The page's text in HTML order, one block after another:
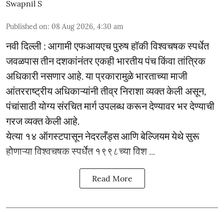
Swapnil S
Published on: 08 Aug 2026, 4:30 am
नवी दिल्ली : आगामी एफआयएच पुरुष हॉकी विश्वचषक स्पर्धेत
जवळपास तीन दशकांनंतर एकही भारतीय पंच किंवा तांत्रिक
अधिकारी नसणार आहे. या प्रकारामुळे भारताच्या माजी
आंतरराष्ट्रीय अधिकाऱ्यांनी तीव्र निराशा व्यक्त केली असून,
पंचांसाठी योग्य संरचित मार्ग उपलब्ध करून देण्यावर भर देण्याची
गरज व्यक्त केली आहे.
येत्या १४ ऑगस्टपासून नेदरलँड्स आणि बेल्जियम येथे सुरू
होणाऱ्या विश्वचषक स्पर्धेत १९९८च्या विश ...
Read More